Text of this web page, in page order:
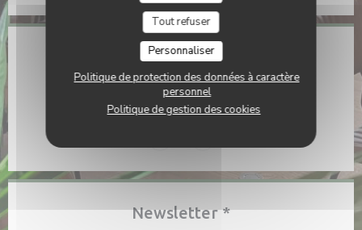
Tout refuser
Personnaliser
Politique de protection des données à caractère
personnel
Politique de gestion des cookies
Adresse
15 Quai du Général Sarrail 69006 Lyon ((ouvre une
04 78 60 14 37
Facebook ((ouvre une nouvelle
Instagram ((ouvre une
Newsletter*